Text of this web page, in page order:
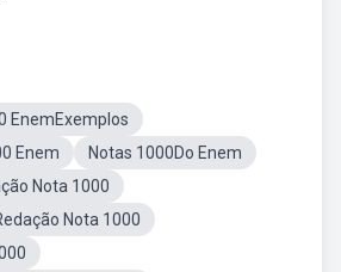
EnemExemplos
Enem
Notas 1000Do Enem
Nota 1000
Nota 1000